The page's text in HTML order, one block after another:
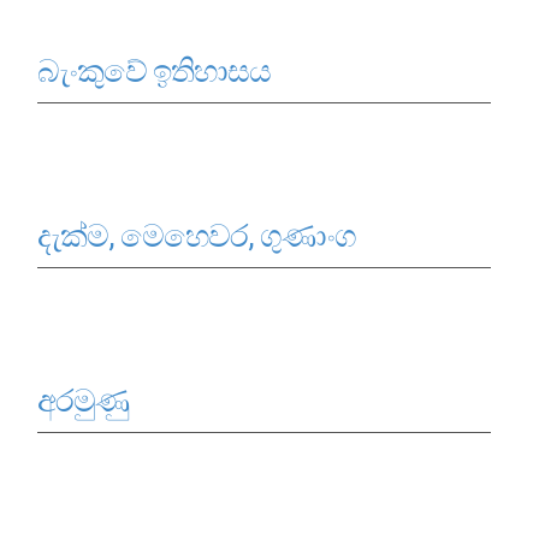
සංවිධාන ව්‍යුහය
පාලන ව්‍යුහය
බැංකුවේ ඉතිහාසය
දැක්ම, මෙහෙවර, ගුණාංග
අරමුණු